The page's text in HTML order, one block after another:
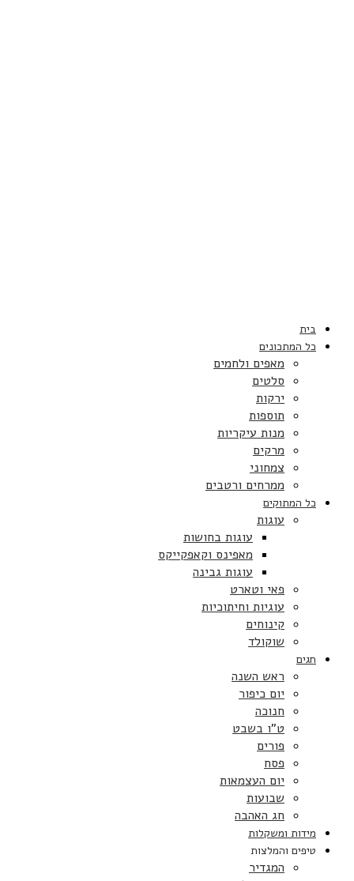
בית
כל המתכונים
מאפים ולחמים
סלטים
ירקות
תוספות
מנות עיקריות
מרקים
צמחוני
ממרחים ורטבים
כל המתוקים
עוגות
עוגות בחושות
מאפינס וקאפקייקס
עוגות גבינה
פאי וטארט
עוגיות וחיתוכיות
קינוחים
שוקולד
חגים
ראש השנה
יום כיפור
חנוכה
ט”ו בשבט
פורים
פסח
יום העצמאות
שבועות
חג האהבה
מידות ומשקלות
טיפים והמלצות
המגדיר